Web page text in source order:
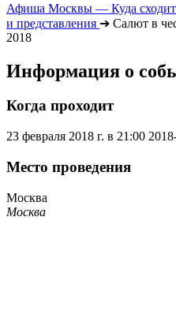
Афиша Москвы — Куда
и представления ➔ Салют в
2018
Информация о
Когда проходит
23 февраля 2018 г. в 21:00
Место проведения
Москва
Москва